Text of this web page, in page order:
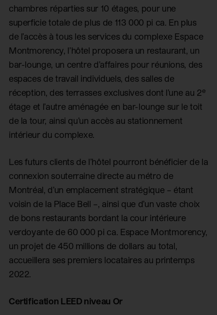
chambres réparties sur 10 étages, pour une
superficie totale de plus de 113 000 pi ca. En plus
de l’accès à tous les services du complexe Espace
Montmorency, l’hôtel proposera un restaurant, un
bar-lounge, un centre d’affaires pour réunions, des
espaces de travail individuels, des salles de
réception, des terrasses exclusives dont l’une au 2e
étage et l’autre aménagée en bar-lounge sur le toit
de la tour, ainsi qu’un accès au stationnement
intérieur du complexe.
Les futurs clients de l’hôtel pourront bénéficier de la
connexion souterraine directe au métro de
Montréal, d’un emplacement stratégique – étant
voisin de la Place Bell –, ainsi que d’un vaste choix
de bons restaurants bordant la cour intérieure
verdoyante de 60 000 pi ca. Espace Montmorency,
un projet de 450 millions de dollars au total,
accueillera ses premiers locataires au printemps
2022.
Certification LEED niveau Or